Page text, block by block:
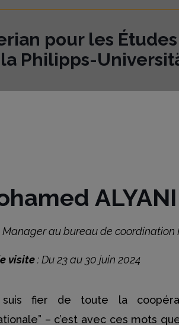
pour les
Philipps-
ALYANI
Manager au bureau de coordination
visite: Du 23 au 30 juin 2024
fier de toute la
– c’est avec ces mots